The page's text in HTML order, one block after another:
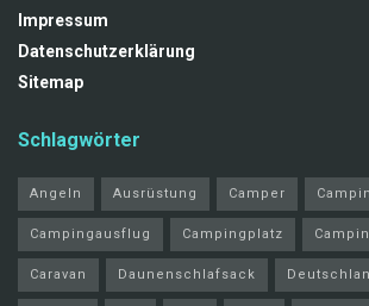
Impressum
Datenschutzerklärung
Sitemap
Schlagwörter
Angeln Ausrüstung Camper
Campingausflug Campingplatz
Caravan Daunenschlafsack